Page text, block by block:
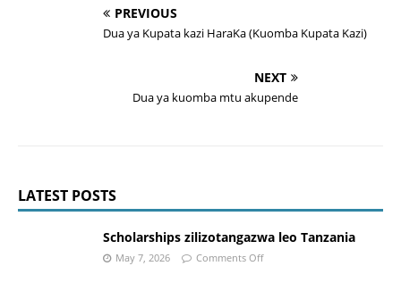
PREVIOUS
Dua ya Kupata kazi HaraKa (Kuomba Kupata Kazi)
NEXT
Dua ya kuomba mtu akupende
LATEST POSTS
Scholarships zilizotangazwa leo Tanzania
May 7, 2026 Comments Off